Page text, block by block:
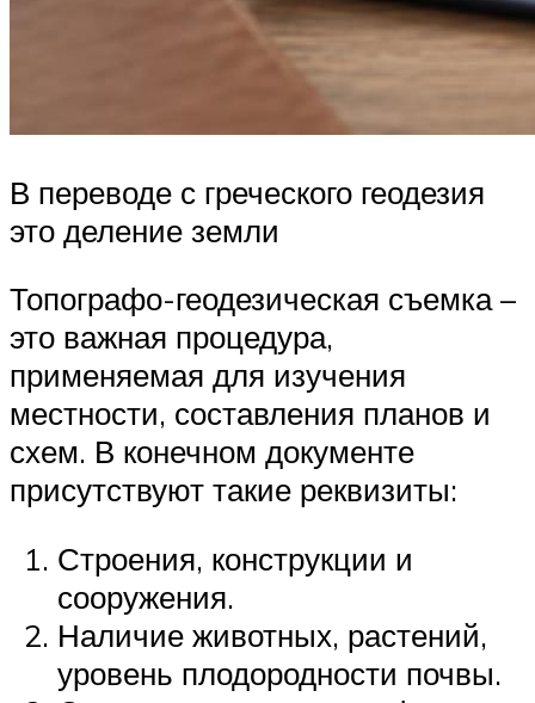
В переводе с греческого геодезия
это деление земли
Топографо-геодезическая съемка –
это важная процедура,
применяемая для изучения
местности, составления планов и
схем. В конечном документе
присутствуют такие реквизиты:
Строения, конструкции и
сооружения.
Наличие животных, растений,
уровень плодородности почвы.